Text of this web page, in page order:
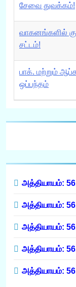
சேவை துவக்கம்!
வாகனங்களில்
சட்டம்!
பாக். மற்றும்
ஒப்பந்தம்
அத்தியாயம்:
அத்தியாயம்:
அத்தியாயம்:
அத்தியாயம்:
அத்தியாயம்: